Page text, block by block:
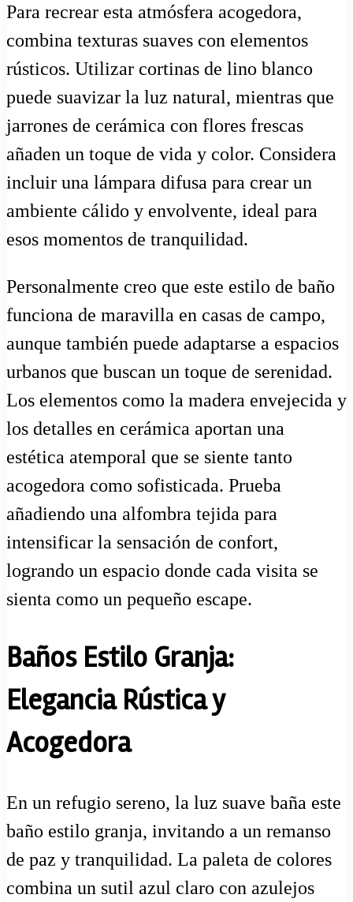
Para recrear esta atmósfera acogedora,
combina texturas suaves con elementos
rústicos. Utilizar cortinas de lino blanco
puede suavizar la luz natural, mientras que
jarrones de cerámica con flores frescas
añaden un toque de vida y color. Considera
incluir una lámpara difusa para crear un
ambiente cálido y envolvente, ideal para
esos momentos de tranquilidad.
Personalmente creo que este estilo de baño
funciona de maravilla en casas de campo,
aunque también puede adaptarse a espacios
urbanos que buscan un toque de serenidad.
Los elementos como la madera envejecida y
los detalles en cerámica aportan una
estética atemporal que se siente tanto
acogedora como sofisticada. Prueba
añadiendo una alfombra tejida para
intensificar la sensación de confort,
logrando un espacio donde cada visita se
sienta como un pequeño escape.
Baños Estilo Granja:
Elegancia Rústica y
Acogedora
En un refugio sereno, la luz suave baña este
baño estilo granja, invitando a un remanso
de paz y tranquilidad. La paleta de colores
combina un sutil azul claro con azulejos